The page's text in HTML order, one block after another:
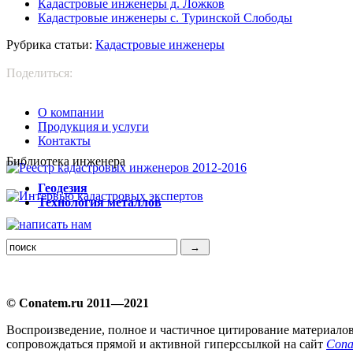
Кадастровые инженеры д. Ложков
Кадастровые инженеры с. Туринской Слободы
Рубрика статьи: Кадастровые инженеры
Поделиться:
О компании
Продукция и услуги
Контакты
Библиотека инженера
Геодезия
Технология металлов
© Conatem.ru 2011—2021
Воспроизведение, полное и частичное цитирование
сопровождаться прямой и активной гиперссылкой на сайт